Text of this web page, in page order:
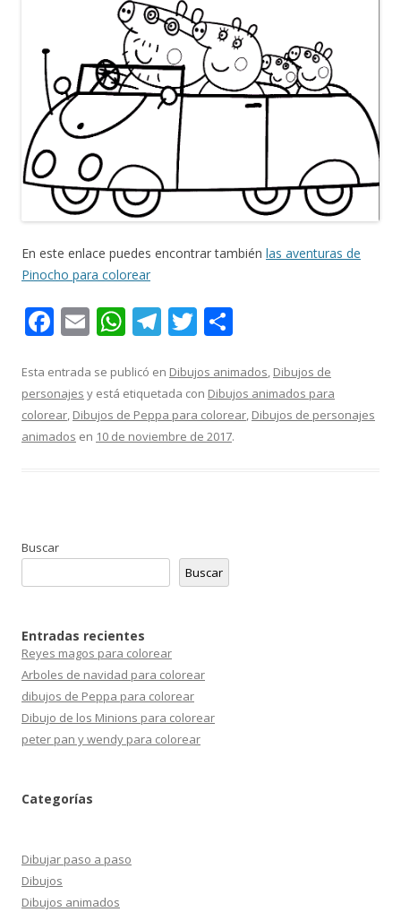
En este enlace puedes encontrar también las aventuras de
Pinocho para colorear
F
e
b
o
E
ai
l
W
at
s
A
T
e
gr
a
T
itt
er
m
p
ar
Esta entrada se publicó en Dibujos animados, Dibujos de
personajes y está etiquetada con Dibujos animados para
colorear, Dibujos de Peppa para colorear, Dibujos de personajes
animados en 10 de noviembre de 2017.
Buscar
Buscar
Entradas recientes
Reyes magos para colorear
Arboles de navidad para colorear
dibujos de Peppa para colorear
Dibujo de los Minions para colorear
peter pan y wendy para colorear
Categorías
Dibujar paso a paso
Dibujos
Dibujos animados